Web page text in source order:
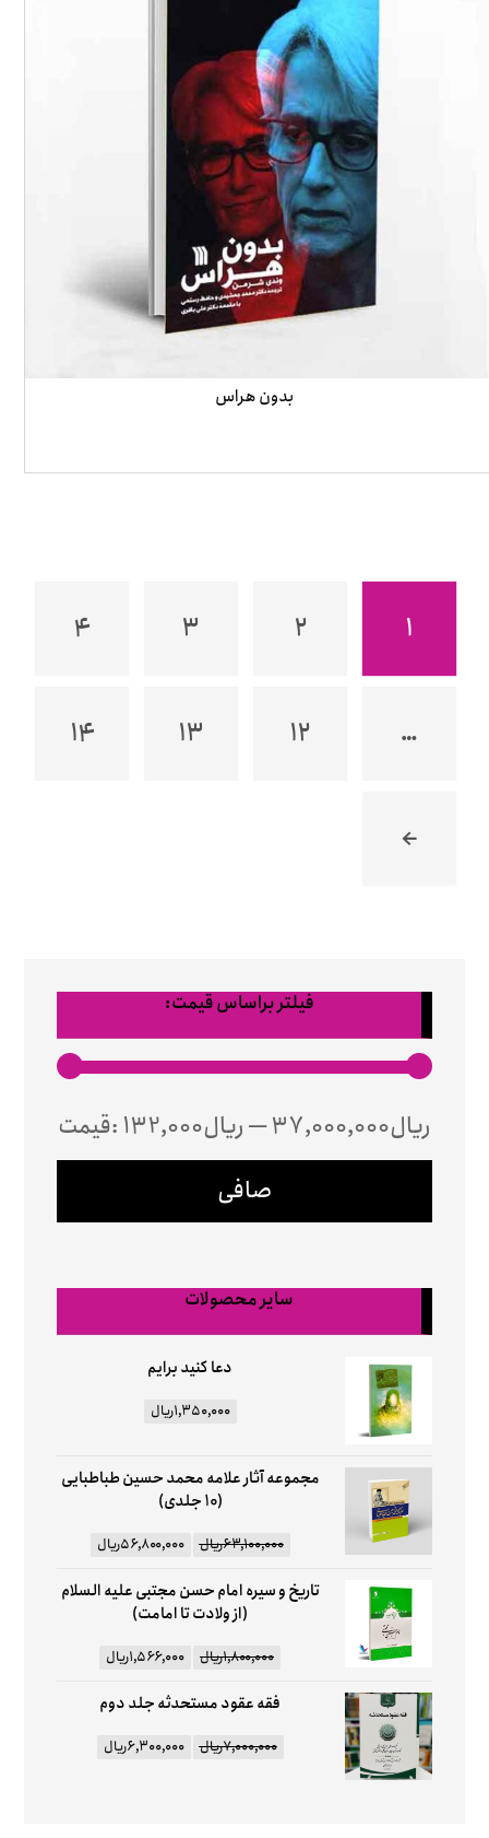
بدون هراس
۱ ۲ ۳ ۴
… ۱۲ ۱۳ ۱۴
←
فیلتر براساس قیمت:
صافی
قيمت: 132,000ریال— 37,000,000ریال
سایر محصولات
دعا کنید برایم
۱,۳۵۰,۰۰۰ریال
مجموعه آثار علامه محمد حسین طباطبایی
(10 جلدی)
۶۳,۱۰۰,۰۰۰ریال ۵۶,۸۰۰,۰۰۰ریال
تاریخ و سیره امام حسن مجتبی علیه السلام
(از ولادت تا امامت)
۱,۸۰۰,۰۰۰ریال ۱,۵۶۶,۰۰۰ریال
فقه عقود مستحدثه جلد دوم
۷,۰۰۰,۰۰۰ریال ۶,۳۰۰,۰۰۰ریال